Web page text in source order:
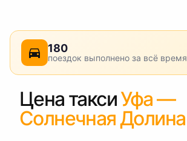
180
поездок выполнено за всё время
Цена таксиУфа —
Солнечная Долина